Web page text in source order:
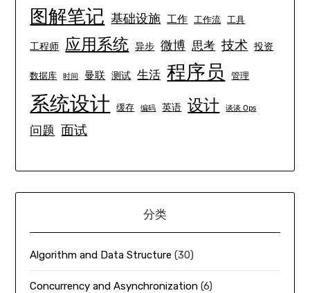
图解笔记 基础设施 工作 工作流 工具
工程师 应用系统 异步 微博 思考 技术 投资
数据库 时间 曼联 测试 生活 程序员 管理
系统设计 缓存 编码 英语 设计 谈谈 Ops
问题 面试
分类
Algorithm and Data Structure (30)
Concurrency and Asynchronization (6)